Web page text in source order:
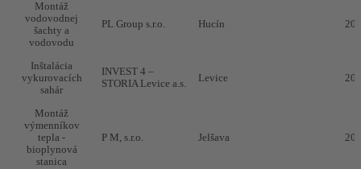
Montáž
vodovodnej
šachty a
vodovodu
PL Group s.r.o. Hucín
Inštalácia
vykurovacích
sahár
INVEST 4 –
STORIA Levice a.s.
Levice
Montáž
výmenníkov
tepla -
bioplynová
stanica
P M, s.r.o. Jelšava